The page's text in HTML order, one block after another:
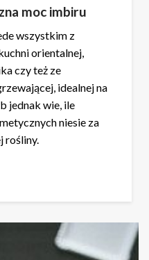
moc imbiru
wszystkim z
orientalnej,
czy też ze
idealnej na
jednak wie, ile
niesie za
rośliny.